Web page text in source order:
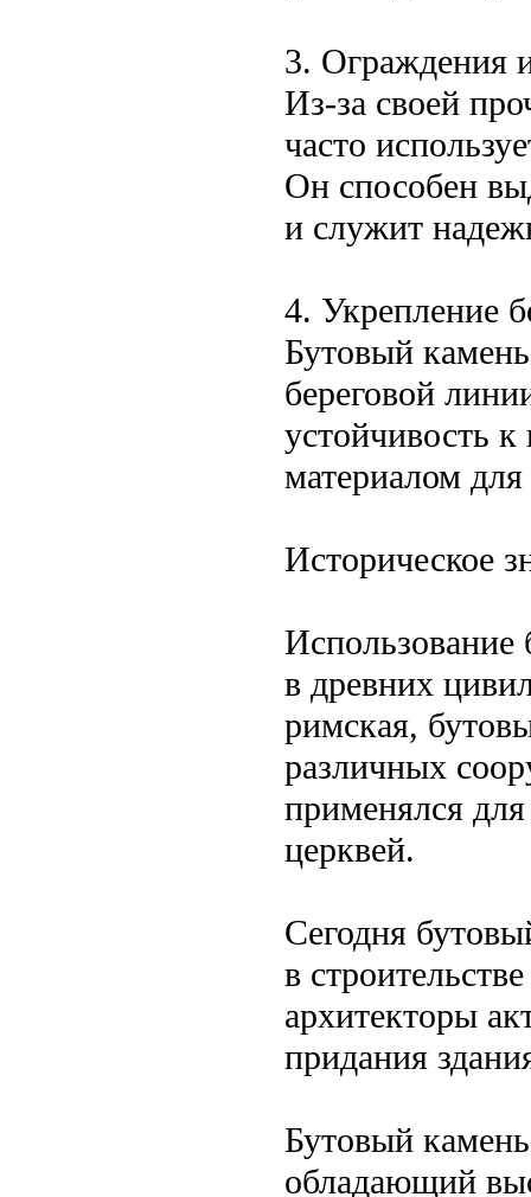
3. Ограждения
Из-за своей
часто
Он способен
и служит
4. Укрепление
Бутовый
береговой
устойчивость
материалом
Историческое
Использование
в древних
римская,
различных
применялся для
церквей.
Сегодня
в
архитекторы
придания
Бутовый
обладающий